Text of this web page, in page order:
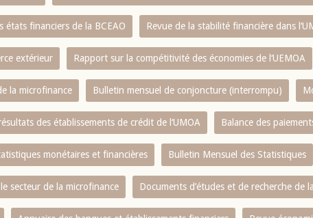
états financiers de la BCEAO Revue de la stabilité financière dans
extérieur Rapport sur la compétitivité des économies de l‘UEMOA
la microfinance Bulletin mensuel de conjoncture (interrompu)
des établissements de crédit de l‘UMOA Balance des
monétaires et financières Bulletin Mensuel des Statistiques
secteur de la microfinance Documents d’études et de recherche de